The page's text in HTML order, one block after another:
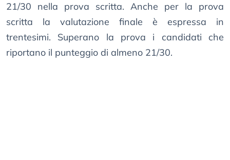
21/30 nella prova scritta. Anche per la prova
scritta la valutazione finale è espressa in
trentesimi. Superano la prova i candidati che
riportano il punteggio di almeno 21/30.